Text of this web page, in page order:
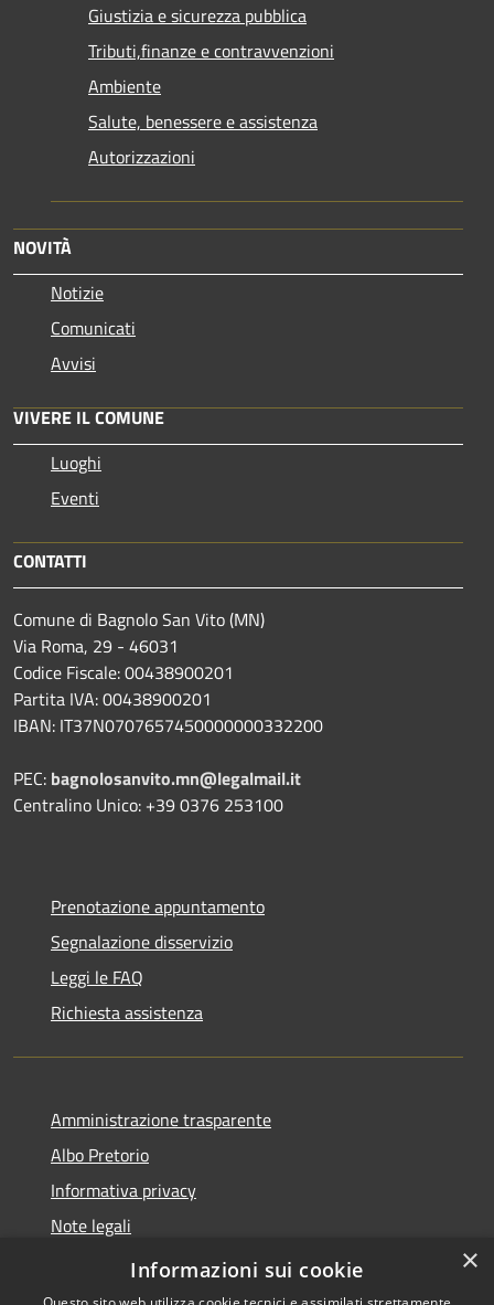
Giustizia e sicurezza pubblica
Tributi,finanze e contravvenzioni
Ambiente
Salute, benessere e assistenza
Autorizzazioni
NOVITÀ
Notizie
Comunicati
Avvisi
VIVERE IL COMUNE
Luoghi
Eventi
CONTATTI
Comune di Bagnolo San Vito (MN)
Via Roma, 29 - 46031
Codice Fiscale: 00438900201
Partita IVA: 00438900201
IBAN: IT37N0707657450000000332200
PEC: bagnolosanvito.mn@legalmail.it
Centralino Unico: +39 0376 253100
Prenotazione appuntamento
Segnalazione disservizio
Leggi le FAQ
Richiesta assistenza
Amministrazione trasparente
Albo Pretorio
Informativa privacy
Note legali
Dichiarazione di accessibilità
×
Informazioni sui cookie